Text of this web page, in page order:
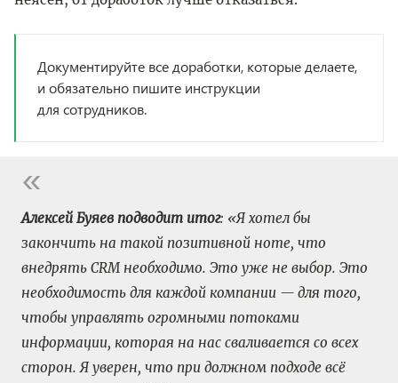
Документируйте все доработки, которые делаете,
и обязательно пишите инструкции
для сотрудников.
Алексей Буяев подводит итог: «Я хотел бы
закончить на такой позитивной ноте, что
внедрять CRM необходимо. Это уже не выбор. Это
необходимость для каждой компании — для того,
чтобы управлять огромными потоками
информации, которая на нас сваливается со всех
сторон. Я уверен, что при должном подходе всё